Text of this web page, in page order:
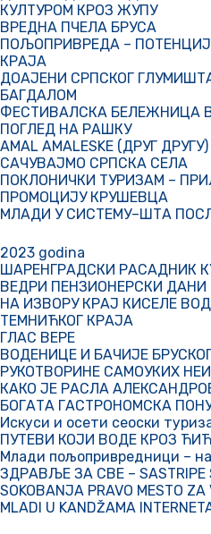
КУЛТУРОМ КРОЗ ЖУПУ
ВРЕДНА ПЧЕЛА БРУСА
ПОЉОПРИВРЕДА –
КРАЈА
ДОАЈЕНИ СРПСКОГ
БАГДАЛОМ
ФЕСТИВАЛСКА БЕЛЕЖНИЦА
ПОГЛЕД НА РАШКУ
AMAL AMALESKE (ДРУГ ДРУГУ)
САЧУВАЈМО СРПСКА СЕЛА
ПОКЛОНИЧКИ ТУРИЗАМ –
ПРОМОЦИЈУ КРУШЕВЦА
МЛАДИ У СИСТЕМУ–ШТА
2023 godina
ШАРЕНГРАДСКИ РАСАДНИК
ВЕДРИ ПЕНЗИОНЕРСКИ ДАНИ
НА ИЗВОРУ КРАЈ КИСЕЛЕ
ТЕМНИЋКОГ КРАЈА
ГЛАС ВЕРЕ
ВОДЕНИЦЕ И БАЧИЈЕ
РУКОТВОРИНЕ САМОУКИХ
КАКО ЈЕ РАСЛА
БОГАТА ГАСТРОНОМСКА
Искуси и осети сеоски
ПУТЕВИ КОЈИ ВОДЕ КРОЗ
Млади пољопривредници –
ЗДРАВЉЕ ЗА СВЕ – SASTRIPE
SOKOBANJA PRAVO MESTO ZA
MLADI U KANDŽAMA